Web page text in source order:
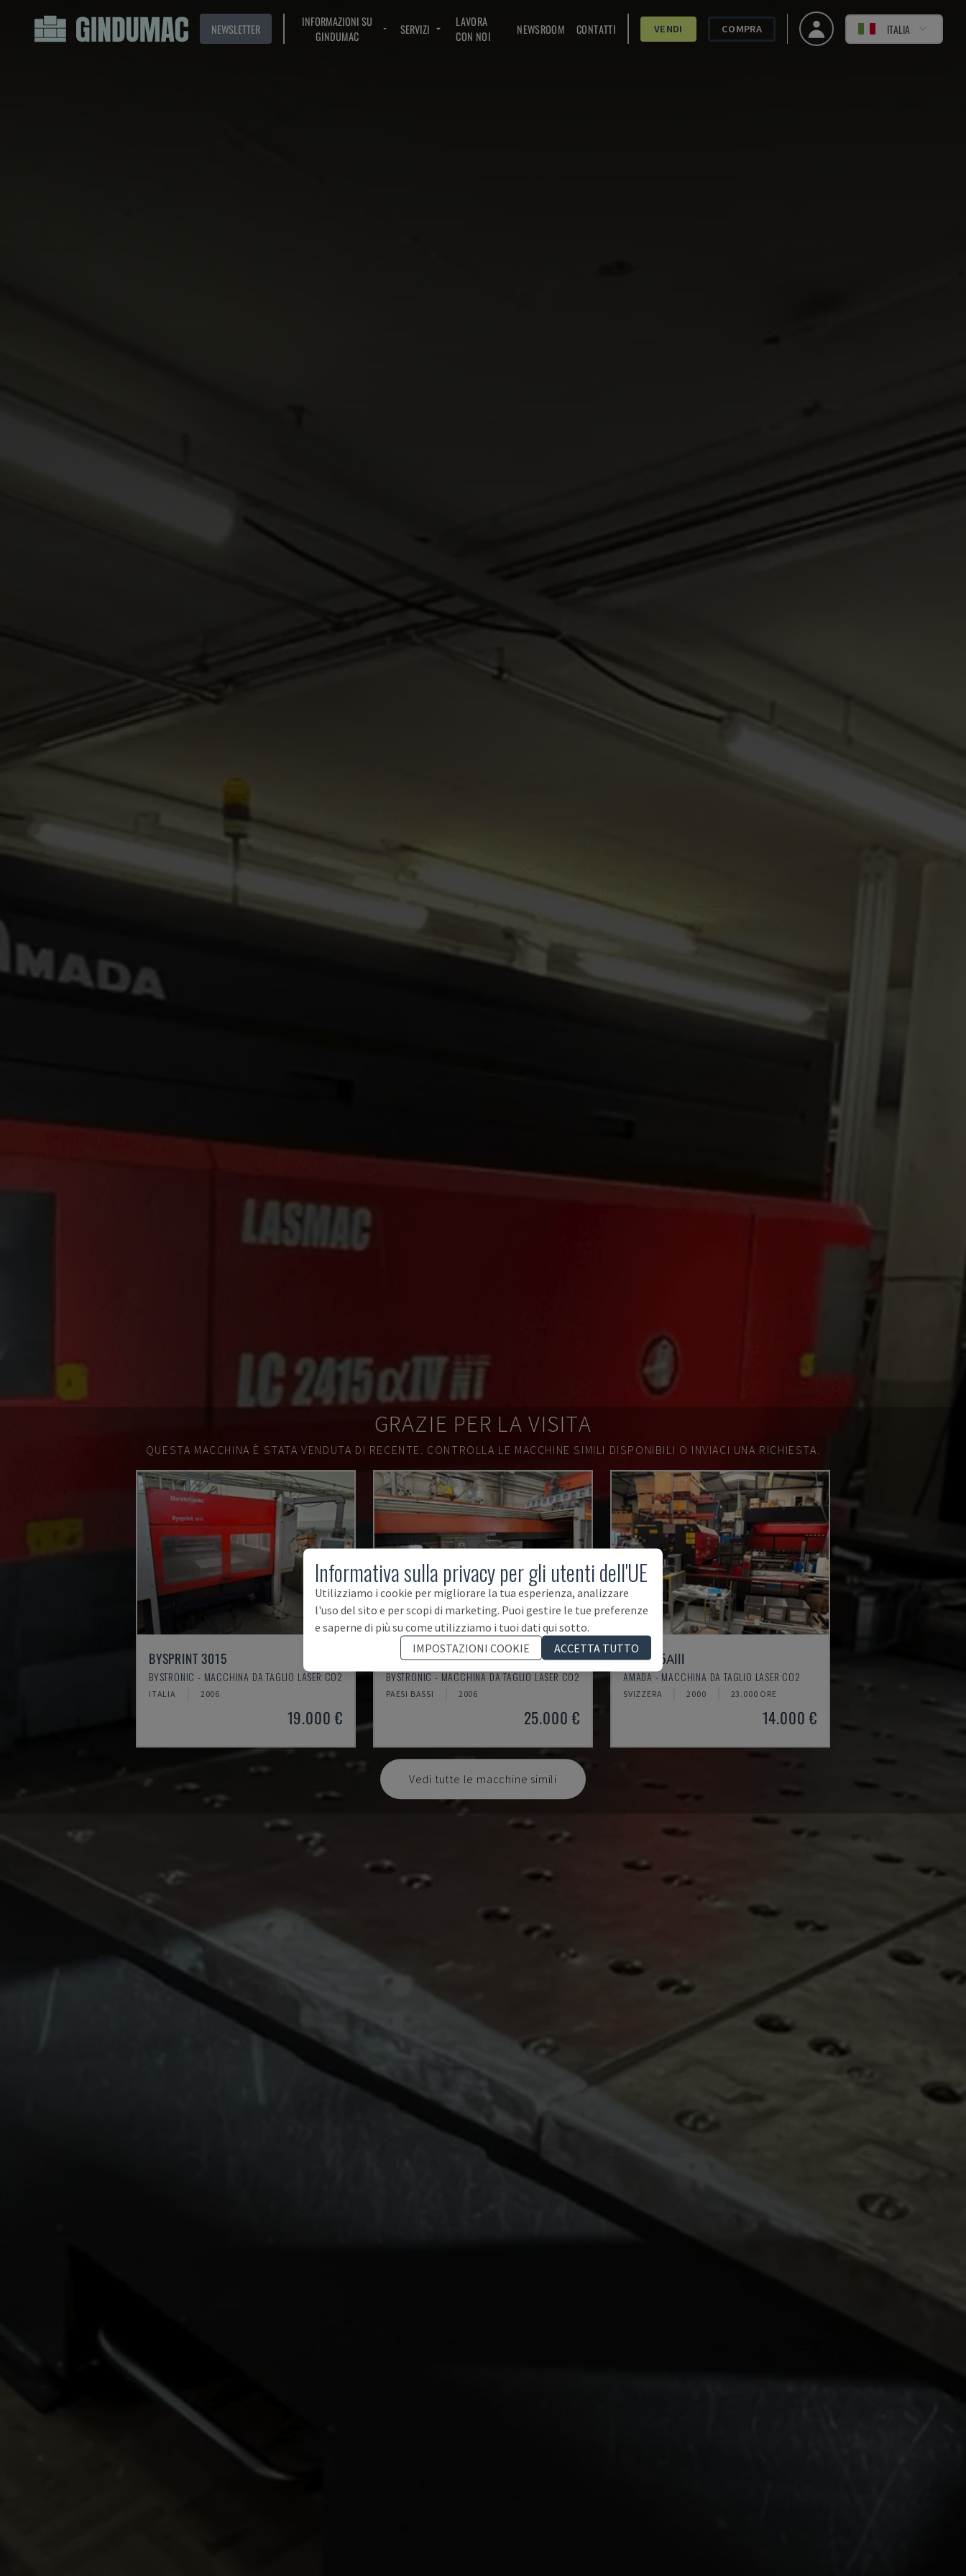
NEWSLETTER
INFORMAZIONI SU
GINDUMAC
SERVIZI
LAVORA
CON NOI
NEWSROOM CONTATTI VENDI COMPRA ITALIA
GRAZIE PER LA VISITA
QUESTA MACCHINA È STATA VENDUTA DI RECENTE. CONTROLLA LE MACCHINE SIMILI DISPONIBILI O INVIACI UNA RICHIESTA.
BYSPRINT 3015
BYSTRONIC - MACCHINA DA TAGLIO LASER CO2
ITALIA 2006
19.000 €
BYSPEED 3015
BYSTRONIC - MACCHINA DA TAGLIO LASER CO2
PAESI BASSI 2006
25.000 €
LC-2415ΑIII
AMADA - MACCHINA DA TAGLIO LASER CO2
SVIZZERA 2000 23.000 ORE
14.000 €
Vedi tutte le macchine simili
Informativa sulla privacy per gli utenti dell'UE
Utilizziamo i cookie per migliorare la tua esperienza, analizzare
l'uso del sito e per scopi di marketing. Puoi gestire le tue preferenze
e saperne di più su come utilizziamo i tuoi dati qui sotto.
IMPOSTAZIONI COOKIE
ACCETTA TUTTO